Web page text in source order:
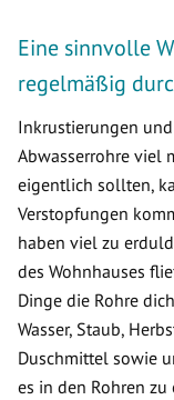
Eine sinnvolle
regelmäßig
Inkrustierungen
Abwasserrohre viel
eigentlich sollten,
Verstopfungen
haben viel zu
des Wohnhauses
Dinge die Rohre
Wasser, Staub,
Duschmittel sowie
es in den Rohren